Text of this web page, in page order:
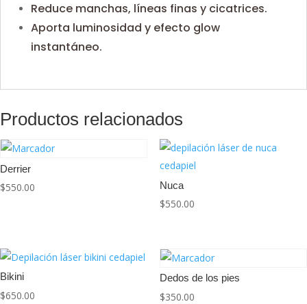
Reduce manchas, líneas finas y cicatrices.
Aporta luminosidad y efecto glow
instantáneo.
Productos relacionados
Derrier
$550.00 Nuca
$550.00
Bikini
$650.00
Dedos de los pies
$350.00